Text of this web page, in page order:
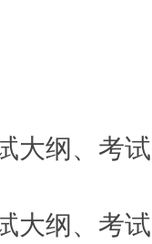
大纲、考
大纲、考